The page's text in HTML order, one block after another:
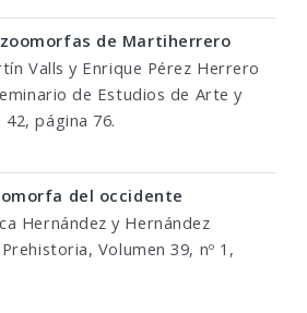
de Martiherrero
Valls y Enrique Pérez Herrero
de Estudios de Arte y
página 76.
del occidente
Hernández y Hernández
Volumen 39, nº 1,